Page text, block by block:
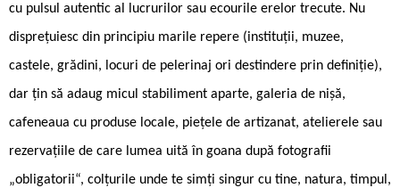
cu pulsul autentic al lucrurilor sau ecourile erelor trecute. Nu
disprețuiesc din principiu marile repere (instituții, muzee,
castele, grădini, locuri de pelerinaj ori destindere prin definiție),
dar țin să adaug micul stabiliment aparte, galeria de nișă,
cafeneaua cu produse locale, piețele de artizanat, atelierele sau
rezervațiile de care lumea uită în goana după fotografii
„obligatorii“, colțurile unde te simți singur cu tine, natura, timpul,